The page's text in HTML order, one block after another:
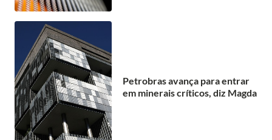
Petrobras avança para entrar
em minerais críticos, diz Magda